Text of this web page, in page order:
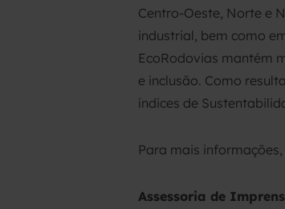
Centro-Oeste, Norte e
industrial, bem como
EcoRodovias mantém
e inclusão. Como
índices de
Para mais informações,
Assessoria de